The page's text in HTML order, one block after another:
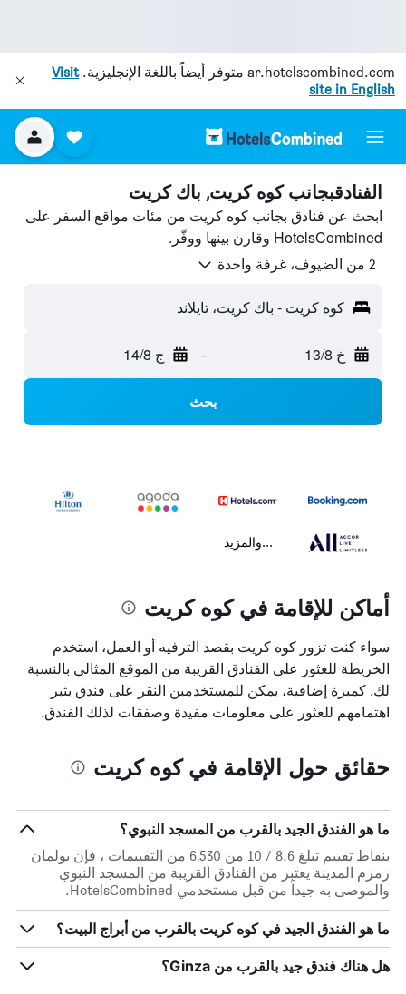
ar.hotelscombined.com متوفر أيضاً باللغة الإنجليزية.Visit
site in English
الفنادقبجانب كوه كريت, باك كريت
ابحث عن فنادق بجانب كوه كريت من مئات مواقع السفر على
HotelsCombined وقارن بينها ووفّر.
2 من الضيوف، غرفة واحدة
كوه كريت - باك كريت، تايلاند
خ 13/8 - ج 14/8
بحث
...والمزيد
أماكن للإقامة في كوه كريت
سواء كنت تزور كوه كريت بقصد الترفيه أو العمل، استخدم
الخريطة للعثور على الفنادق القريبة من الموقع المثالي بالنسبة
لك. كميزة إضافية، يمكن للمستخدمين النقر على فندق يثير
اهتمامهم للعثور على معلومات مفيدة وصفقات لذلك الفندق.
حقائق حول الإقامة في كوه كريت
ما هو الفندق الجيد بالقرب من المسجد النبوي؟
بنقاط تقييم تبلغ 8.6 / 10 من 6,530 من التقييمات ، فإن بولمان
زمزم المدينة يعتبر من الفنادق القريبة من المسجد النبوي
والموصى به جيداً من قبل مستخدمي HotelsCombined.
ما هو الفندق الجيد في كوه كريت بالقرب من أبراج البيت؟
هل هناك فندق جيد بالقرب من Ginza؟